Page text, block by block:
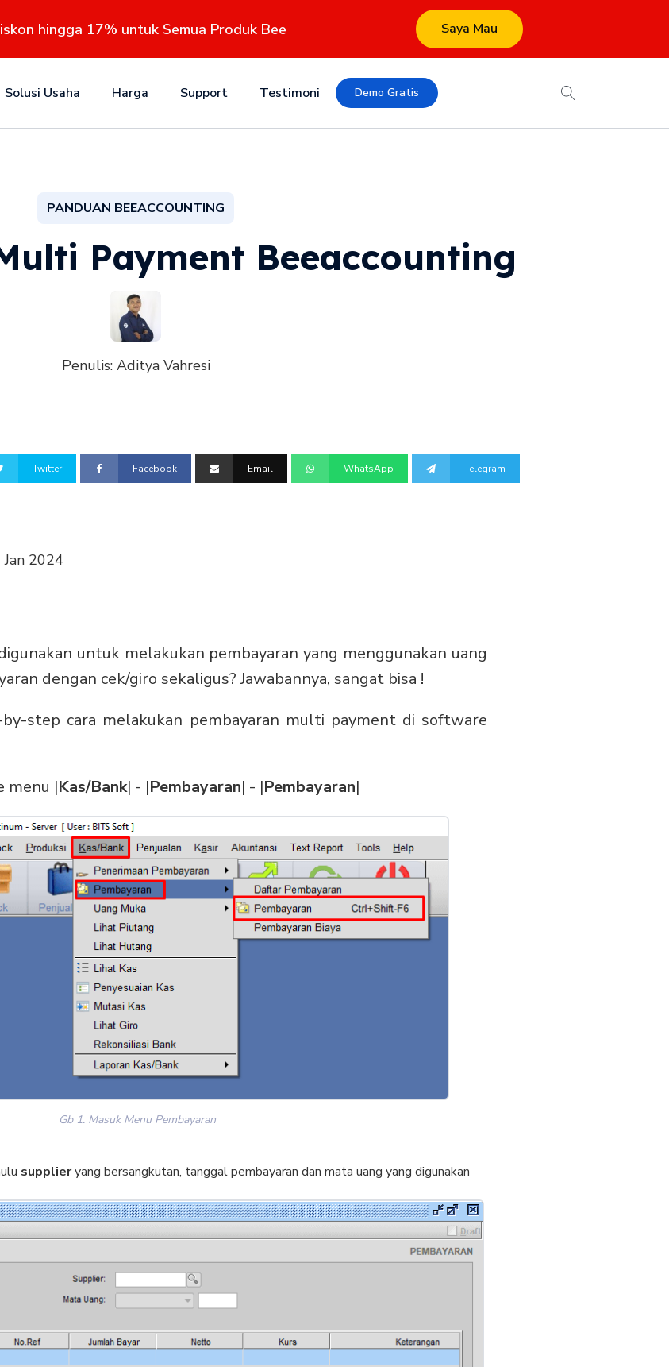
hingga 17% untuk Semua Produk Bee Saya Mau
Solusi Usaha Harga Support Testimoni Demo Gratis
PANDUAN BEEACCOUNTING
Payment Beeaccounting
Penulis: Aditya Vahresi
Twitter Facebook Email WhatsApp Telegram
Jan 2024
untuk melakukan pembayaran yang menggunakan uang
dengan cek/giro sekaligus? Jawabannya, sangat bisa !
step cara melakukan pembayaran multi payment di software
menu |Kas/Bank| - |Pembayaran| - |Pembayaran|
Gb 1. Masuk Menu Pembayaran
supplieryang bersangkutan, tanggal pembayaran dan mata uang yang digunakan